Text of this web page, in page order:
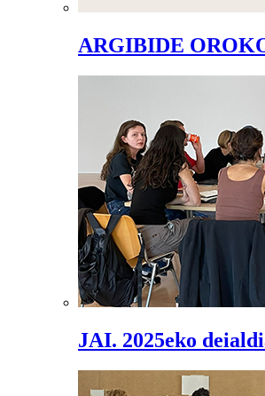
ARGIBIDE
JAI. 2025eko